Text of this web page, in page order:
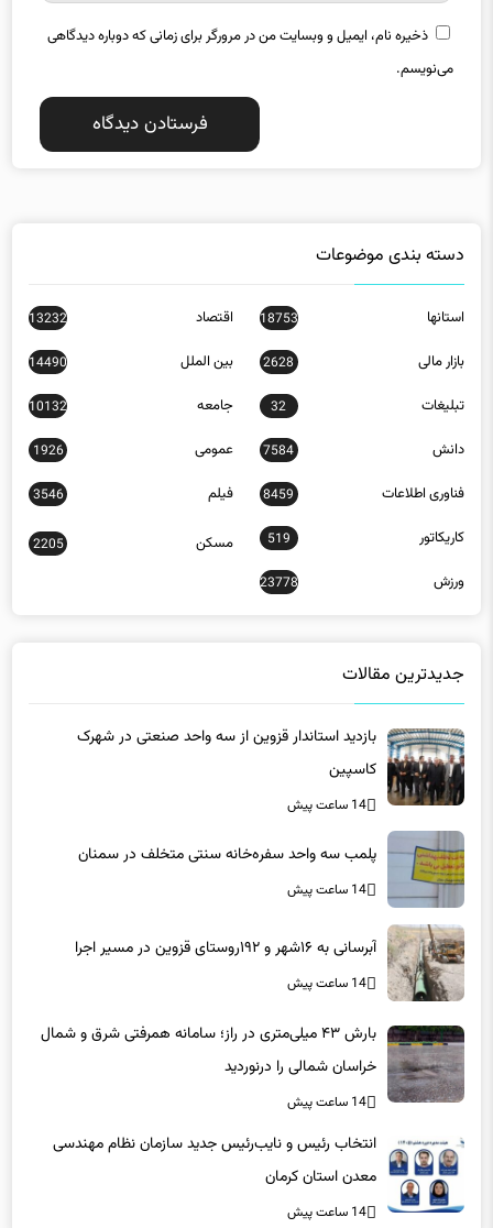
ذخیره نام، ایمیل و وبسایت من در مرورگر برای زمانی که دوباره دیدگاهی
می‌نویسم.
دسته بندی موضوعات
استانها 18753 اقتصاد 13232
بازار مالی 2628 بین الملل 14490
تبلیغات 32 جامعه 10132
دانش 7584 عمومی 1926
فناوری اطلاعات 8459 فیلم 3546
کاریکاتور 519 مسکن 2205
ورزش 23778
جدیدترین مقالات
بازدید استاندار قزوین از سه واحد صنعتی در شهرک
کاسپین
14 ساعت پیش
پلمب سه واحد سفره‌خانه سنتی متخلف در سمنان
14 ساعت پیش
آبرسانی به ۱۶شهر و ۱۹۲روستای قزوین در مسیر اجرا
14 ساعت پیش
بارش ۴۳ میلی‌متری در راز؛ سامانه همرفتی شرق و شمال
خراسان شمالی را درنوردید
14 ساعت پیش
انتخاب رئیس و نایب‌رئیس جدید سازمان نظام مهندسی
معدن استان کرمان
14 ساعت پیش